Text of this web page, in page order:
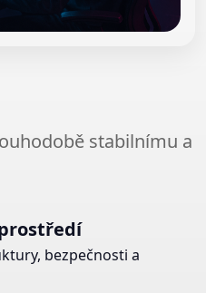
stabilnímu a
bezpečnosti a